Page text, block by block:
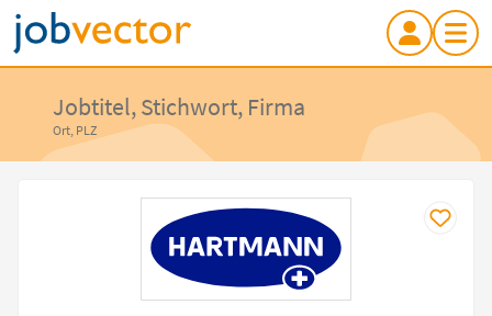
Jobtitel, Stichwort, Firma
Ort, PLZ